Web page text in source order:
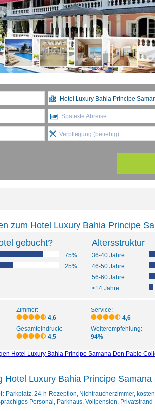
Späteste Abreise
Verpflegung (beliebig)
zum Hotel Luxury Bahia Principe
gebucht?
75%
25%
Altersstruktur
36-40 Jahre
46-50 Jahre
56-60 Jahre
<14 Jahre
Zimmer:
4,6
Service:
4,6
Gesamteindruck:
4,5
Weiterempfehlung:
94%
Hotel Luxury Bahia Principe Samana Don Pablo
Hotel Luxury Bahia Principe
Parkplatz, 24-h-Rezeption, Nichtraucherzimmer,
Personal, Parkhaus, Vollpension, Privatstrand